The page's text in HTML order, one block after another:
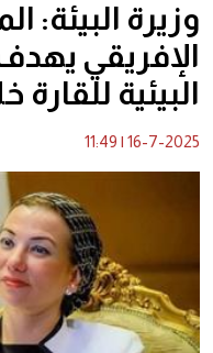
وزيرة البيئة:
الإفريقي
البيئية للقارة خلال
16-7-2025
|
11:49